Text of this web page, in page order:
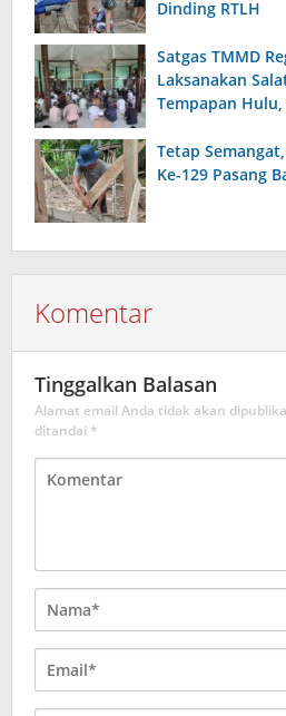
Dinding RTLH
Satgas TMMD
Laksanakan
Tempapan
Tetap
Ke-129 Pasang
Komentar
Tinggalkan Balasan
Alamat email Anda tidak akan
ditandai *